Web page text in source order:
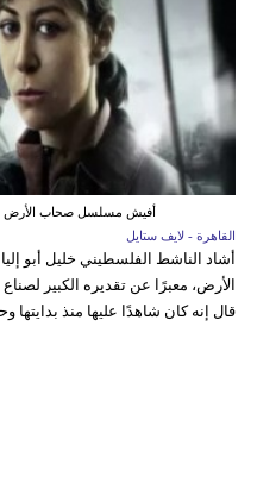
أفيش مسلسل صحاب الأرض
القاهرة - لايف ستايل
أشاد الناشط الفلسطيني خليل أبو
الأرض، معبرًا عن تقديره الكبير
قال إنه كان شاهدًا عليها منذ